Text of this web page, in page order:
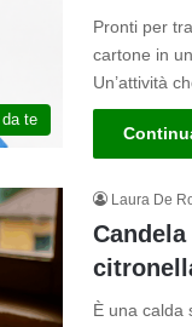
te
Pronti per
cartone in
Un’attività
Laura De
È una calda